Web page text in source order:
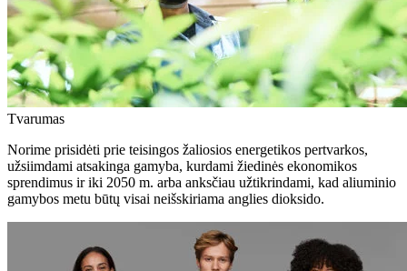
Tvarumas
Norime prisidėti prie teisingos žaliosios energetikos pertvarkos,
užsiimdami atsakinga gamyba, kurdami žiedinės ekonomikos
sprendimus ir iki 2050 m. arba anksčiau užtikrindami, kad aliuminio
gamybos metu būtų visai neišskiriama anglies dioksido.